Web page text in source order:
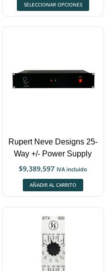
SELECCIONAR OPCIONES
Rupert Neve Designs 25-
Way +/- Power Supply
$9,389,597 IVA incluido
AÑADIR AL CARRITO